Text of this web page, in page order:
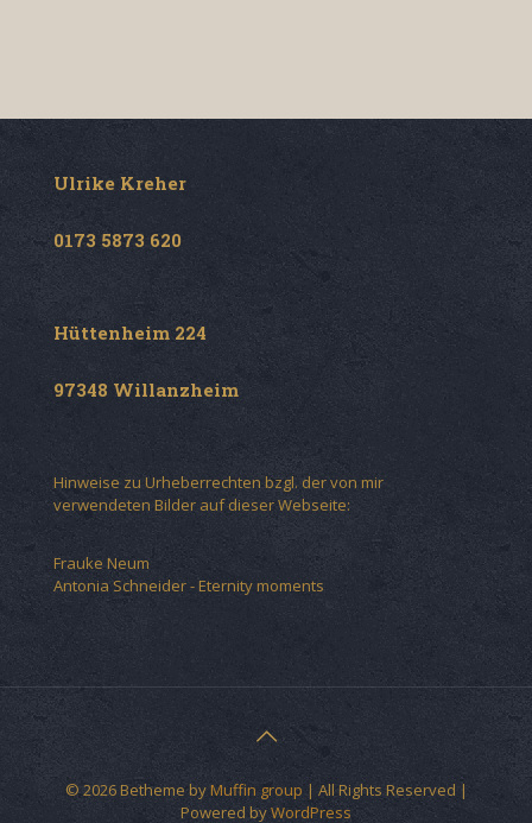
Ulrike Kreher
0173 5873 620
Hüttenheim 224
97348 Willanzheim
Hinweise zu Urheberrechten bzgl. der von mir
verwendeten Bilder auf dieser Webseite:
Frauke Neum
Antonia Schneider - Eternity moments
© 2026 Betheme byMuffin group | All Rights Reserved |
Powered byWordPress